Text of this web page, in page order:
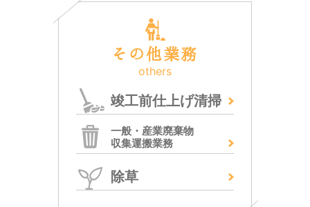
その他業務
others
竣工前仕上げ清掃
一般・産業廃棄物
収集運搬業務
除草